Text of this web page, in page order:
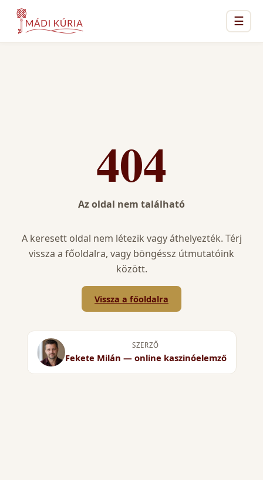
☰
404
Az oldal nem található
A keresett oldal nem létezik vagy áthelyezték. Térj
vissza a főoldalra, vagy böngéssz útmutatóink
között.
Vissza a főoldalra
SZERZŐ
Fekete Milán — online kaszinóelemző